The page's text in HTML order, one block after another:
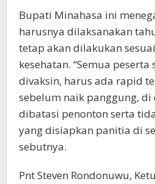
Bupati Minahasa ini
harusnya dilaksanakan
tetap akan dilakukan
kesehatan. “Semua
divaksin, harus ada rapid
sebelum naik panggung, di
dibatasi penonton serta
yang disiapkan panitia di
sebutnya.
Pnt Steven Rondonuwu,